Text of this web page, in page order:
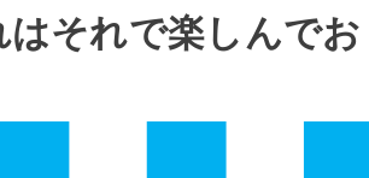
それで楽しんでお